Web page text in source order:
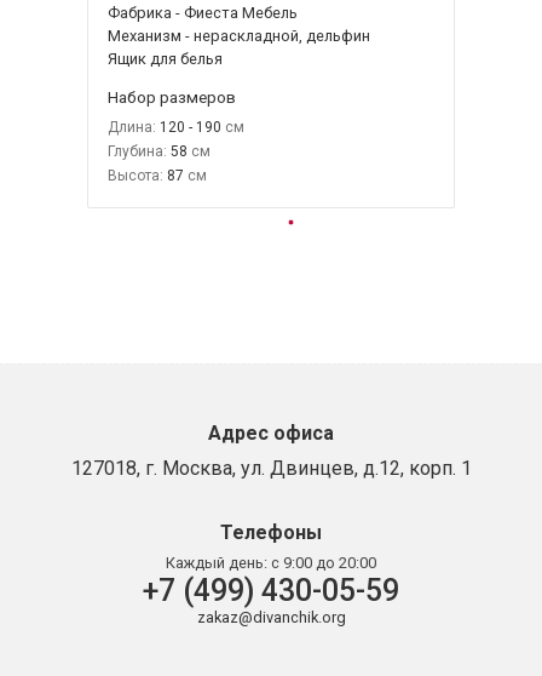
Фабрика - Фиеста Мебель
Механизм - нераскладной, дельфин
Ящик для белья
Набор размеров
Длина: 120 - 190
Глубина: 58
Высота: 87
Адрес офиса
127018, г. Москва, ул. Двинцев, д.12, корп. 1
Телефоны
Каждый день: с 9:00 до 20:00
+7 (499) 430-05-59
zakaz@divanchik.org